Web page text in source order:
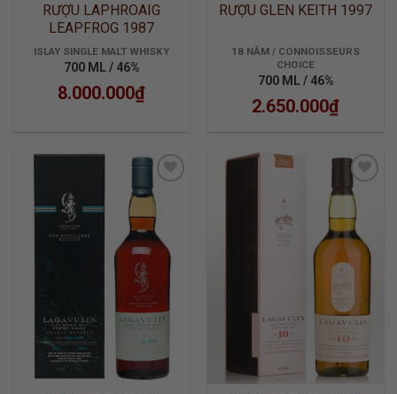
RƯỢU LAPHROAIG
LEAPFROG 1987
MURRAY MCDAVID
ISLAY SINGLE MALT WHISKY
700 ML / 46%
8.000.000₫
RƯỢU GLEN KEITH 1997
18 NĂM / CONNOISSEURS
CHOICE
700 ML / 46%
2.650.000₫
ADD TO
WISHLIST
ADD TO
WISHLIST